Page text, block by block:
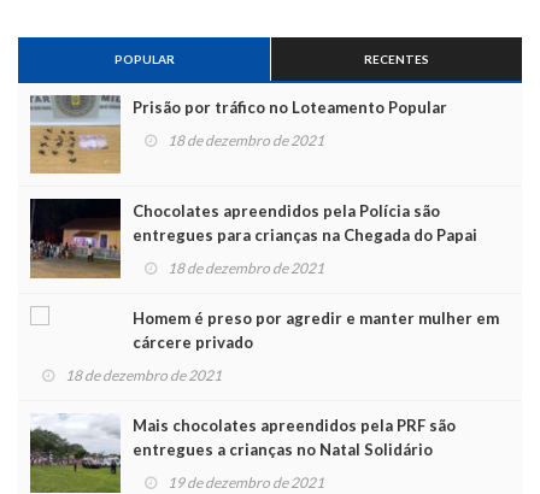
POPULAR RECENTES
Prisão por tráfico no Loteamento Popular
18 de dezembro de 2021
Chocolates apreendidos pela Polícia são
entregues para crianças na Chegada do Papai
Noel 18 de dezembro de 2021
Homem é preso por agredir e manter mulher em
cárcere privado
18 de dezembro de 2021
Mais chocolates apreendidos pela PRF são
entregues a crianças no Natal Solidário
19 de dezembro de 2021